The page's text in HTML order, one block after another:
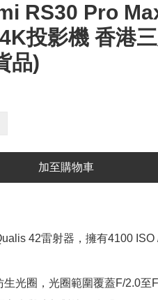
RS30 Pro
投影機 香港
品)
加至購物車
42雷射器，擁有4100 ISO
生光圈，光圈範圍覆蓋F/2.0至